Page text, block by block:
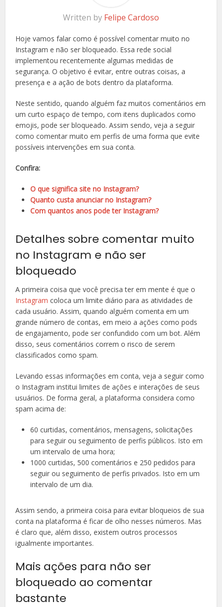
Written by Felipe Cardoso
Hoje vamos falar como é possível comentar muito no
Instagram e não ser bloqueado. Essa rede social
implementou recentemente algumas medidas de
segurança. O objetivo é evitar, entre outras coisas, a
presença e a ação de bots dentro da plataforma.
Neste sentido, quando alguém faz muitos comentários em
um curto espaço de tempo, com itens duplicados como
emojis, pode ser bloqueado. Assim sendo, veja a seguir
como comentar muito em perfis de uma forma que evite
possíveis intervenções em sua conta.
Confira:
O que significa site no Instagram?
Quanto custa anunciar no Instagram?
Com quantos anos pode ter Instagram?
Detalhes sobre comentar muito
no Instagram e não ser
bloqueado
A primeira coisa que você precisa ter em mente é que o
Instagram coloca um limite diário para as atividades de
cada usuário. Assim, quando alguém comenta em um
grande número de contas, em meio a ações como pods
de engajamento, pode ser confundido com um bot. Além
disso, seus comentários correm o risco de serem
classificados como spam.
Levando essas informações em conta, veja a seguir como
o Instagram institui limites de ações e interações de seus
usuários. De forma geral, a plataforma considera como
spam acima de:
60 curtidas, comentários, mensagens, solicitações
para seguir ou seguimento de perfis públicos. Isto em
um intervalo de uma hora;
1000 curtidas, 500 comentários e 250 pedidos para
seguir ou seguimento de perfis privados. Isto em um
intervalo de um dia.
Assim sendo, a primeira coisa para evitar bloqueios de sua
conta na plataforma é ficar de olho nesses números. Mas
é claro que, além disso, existem outros processos
igualmente importantes.
Mais ações para não ser
bloqueado ao comentar
bastante